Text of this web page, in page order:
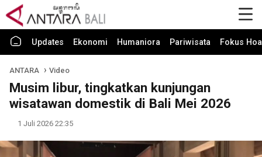
Updates Ekonomi Humaniora Pariwisata Fokus
ANTARA Video
Musim libur, tingkatkan kunjungan
wisatawan domestik di Bali Mei 2026
1 Juli 2026 22:35